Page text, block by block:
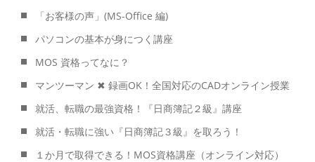
「お客様の声」(MS-Office 編)
パソコンの基本が身につく講座
MOS 資格ってなに？
マンツーマン ✖ 録画OK！全国対応のCADオンライン授業
就活、転職の最強資格！『日商簿記２級』講座
就活・転職に強い『日商簿記３級』を取ろう！
１か月で取得できる！MOS資格講座（オンライン対応）